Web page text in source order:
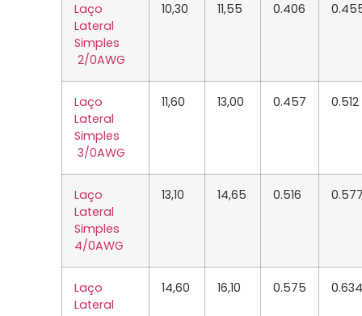
Laço
Lateral
Simples
2/0AWG
10,30 11,55 0.406
Laço
Lateral
Simples
3/0AWG
11,60 13,00 0.457 0.512
Laço
Lateral
Simples
4/0AWG
13,10 14,65 0.516
Laço
Lateral
14,60 16,10 0.575 0.634